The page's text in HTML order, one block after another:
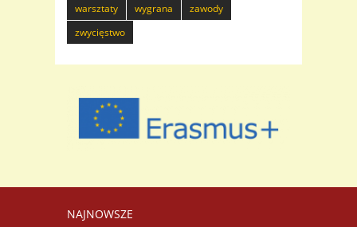
warsztaty
wygrana
zawody
zwycięstwo
NAJNOWSZE